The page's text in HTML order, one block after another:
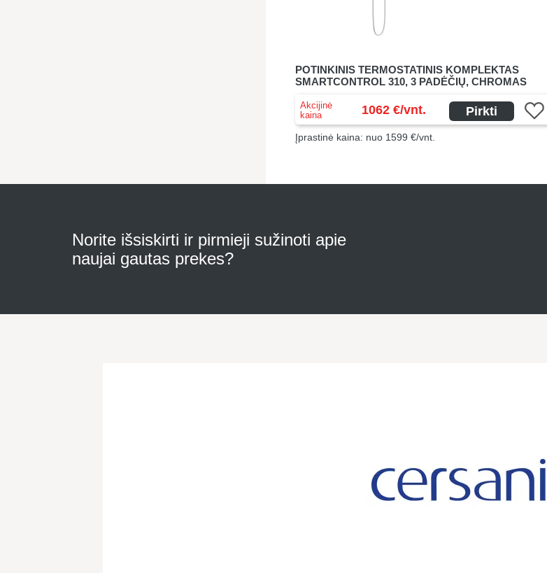
POTINKINIS TERMOSTATINIS KOMPLEKTAS
SMARTCONTROL 310, 3 PADĖČIŲ, CHROMAS
Akcijinė
kaina
1062 €/vnt. Pirkti
Įprastinė kaina: nuo 1599 €/vnt.
Norite išsiskirti ir pirmieji sužinoti apie
naujai gautas prekes?